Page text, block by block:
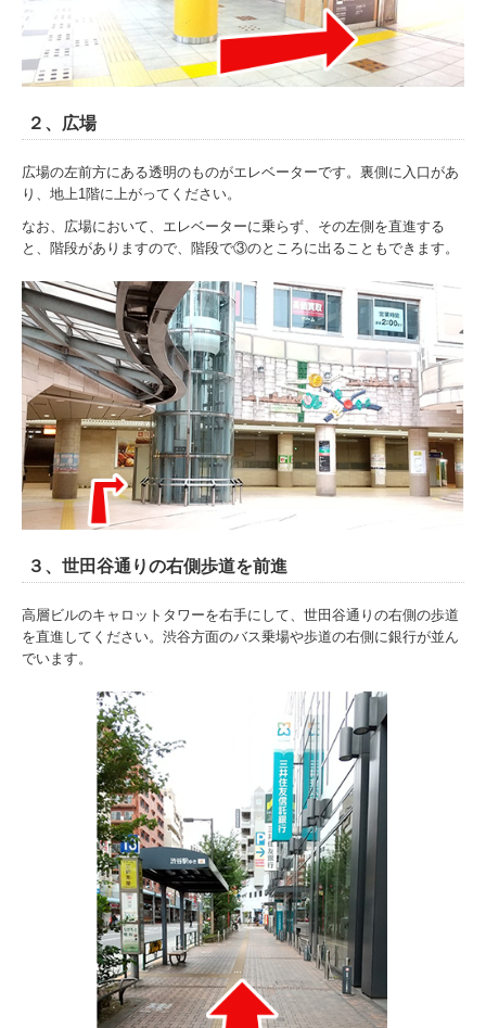
２、広場
広場の左前方にある透明のものがエレベーターです。裏側に入口があ
り、地上1階に上がってください。
なお、広場において、エレベーターに乗らず、その左側を直進する
と、階段がありますので、階段で③のところに出ることもできます。
３、世田谷通りの右側歩道を前進
高層ビルのキャロットタワーを右手にして、世田谷通りの右側の歩道
を直進してください。渋谷方面のバス乗場や歩道の右側に銀行が並ん
でいます。